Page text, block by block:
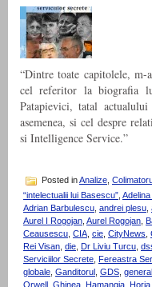
“Dintre toate capitolele, m-
cel referitor la biografia
Patapievici, tatal
asemenea, si cel despre
si Intelligence Service.”
Posted inAnalize
“intelectualii lui Basescu”,
Adrian Barbulescu, andrei plesu,
Aurel I Rogojan, Aurel Rogojan,
Ceausescu, CIA, cie, CityNews,
Rei Visan, die, Dr Liviu Turcu,
Serviciilor Secrete, Fereastra
globale, Ganditorul , GDS,
Orwell , Ghinea, Hamangia,